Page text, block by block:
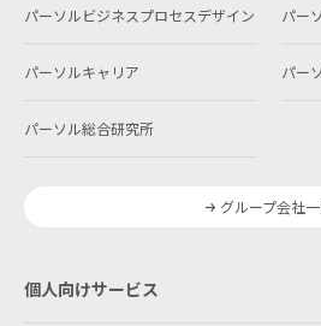
パーソルビジネスプロセスデザイン パー
パーソルキャリア パー
パーソル総合研究所
グループ会社
個人向けサービス